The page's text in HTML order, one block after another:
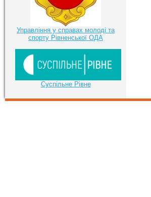
Управління у справах молоді та
спорту Рівненської ОДА
Суспільне Рівне